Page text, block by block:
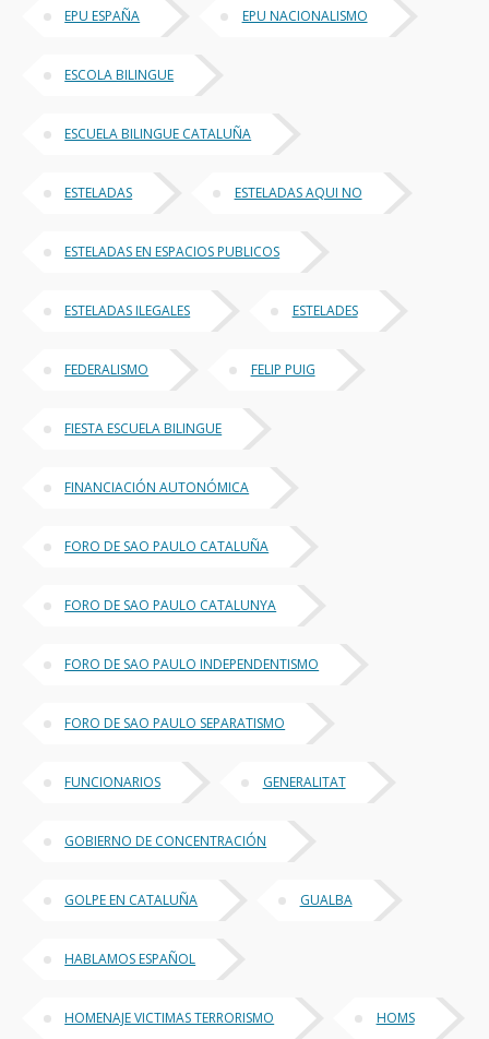
EPU ESPAÑA EPU NACIONALISMO
ESCOLA BILINGUE
ESCUELA BILINGUE CATALUÑA
ESTELADAS ESTELADAS AQUI NO
ESTELADAS EN ESPACIOS PUBLICOS
ESTELADAS ILEGALES ESTELADES
FEDERALISMO FELIP PUIG
FIESTA ESCUELA BILINGUE
FINANCIACIÓN AUTONÓMICA
FORO DE SAO PAULO CATALUÑA
FORO DE SAO PAULO CATALUNYA
FORO DE SAO PAULO INDEPENDENTISMO
FORO DE SAO PAULO SEPARATISMO
FUNCIONARIOS GENERALITAT
GOBIERNO DE CONCENTRACIÓN
GOLPE EN CATALUÑA GUALBA
HABLAMOS ESPAÑOL
HOMENAJE VICTIMAS TERRORISMO HOMS